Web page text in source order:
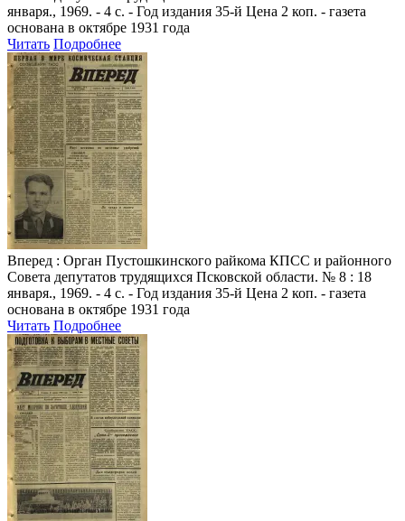
января., 1969. - 4 с. - Год издания 35-й Цена 2 коп. - газета
основана в октябре 1931 года
Читать Подробнее
Вперед : Орган Пустошкинского райкома КПСС и районного
Совета депутатов трудящихся Псковской области. № 8 : 18
января., 1969. - 4 с. - Год издания 35-й Цена 2 коп. - газета
основана в октябре 1931 года
Читать Подробнее